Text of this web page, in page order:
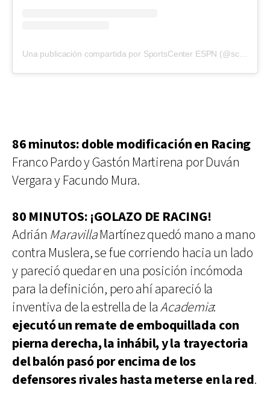
Una publicación compartida por SportsCenter ESPN (@scespn)
86 minutos: doble modificación en Racing
Franco Pardo y Gastón Martirena por Duván
Vergara y Facundo Mura.
80 MINUTOS: ¡GOLAZO DE RACING!
Adrián MaravillaMartínez quedó mano a mano
contra Muslera, se fue corriendo hacia un lado
y pareció quedar en una posición incómoda
para la definición, pero ahí apareció la
inventiva de la estrella de laAcademia:
ejecutó un remate de emboquillada con
pierna derecha, la inhábil, y la trayectoria
del balón pasó por encima de los
defensores rivales hasta meterse en la red.